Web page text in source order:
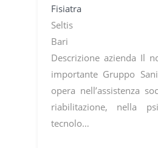
Fisiatra
Seltis
Bari
Descrizione azienda Il
importante Gruppo
opera nell’assistenza
riabilitazione, nella
tecnolo…